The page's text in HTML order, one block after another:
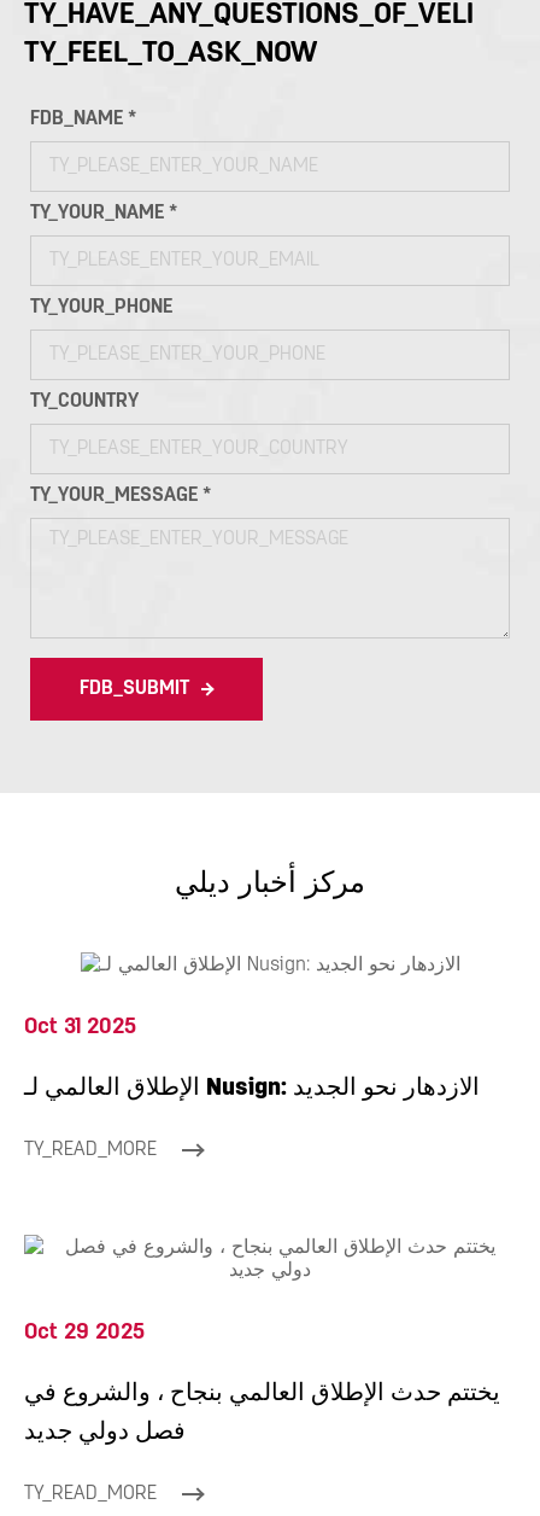
TY_HAVE_ANY_QUESTIONS_OF_VELI
TY_FEEL_TO_ASK_NOW
FDB_NAME *
TY_YOUR_NAME *
TY_YOUR_PHONE
TY_COUNTRY
TY_YOUR_MESSAGE *
FDB_SUBMIT
مركز أخبار ديلي
Oct 31 2025
الإطلاق العالمي لـ Nusign: الازدهار نحو الجديد
TY_READ_MORE
Oct 29 2025
يختتم حدث الإطلاق العالمي بنجاح ، والشروع في
فصل دولي جديد
TY_READ_MORE